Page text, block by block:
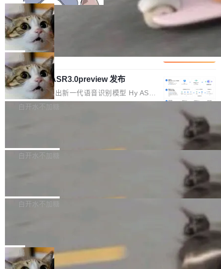
x / Harmony PC curl -fsSL https://solon.noea
r.org/solon...
不断累积，代码仓中的模块关系、接口契约、业
务逻辑等关键信息往往分散于数十乃至数百个文
件之中，形成高度复杂的知识关联网络。传统的
代码检索手段（如关键词匹配、目录遍历）仅能
在语法层面完成文本定位，难以触及代码的语义
内涵与结构关联，导致开发者使用代码智能体在
理解大规模代码仓时面临显著"代码仓理解"瓶
颈。 代码仓深度理解服务（以下简称" CodeBas
e深度理解服务"）是华为云码道（CodeA...
名90后算法工程师王某，为了给自己接的私活腾
服务器空间，删光了公司AI游戏部门的全部核心
数据。 王某2024年1月入职东城区某科技公司AI
短剧部门，有互联网大厂背景。在公司内部架构
调整期间，部门三次通知全员将数据从A集群迁
移到B集群，王某都回复了"收到"。 他没有迁移
数据。2024年9月3日下午4点，他使用此前登录
的账号密码进入A集群，输入了一条被程序员圈
称为"删库跑路"的命令——最高管理员权限、无
自研的多个文生3D和...
局
Cloudflare 分享推理优化实践：KV ca
che 量化 + 权重压缩，吞吐量提升 4
1%，成本降 30%
Kimi 和 GLM 是当前最强的大模型系列之一，但
它们有一个共同的问题：太吃显存了。月之暗面
的 Kimi K 系列和智谱的 GLM 都是长上下文、M
oE 架构的大模型，好用到让人上瘾，但 GPU 显
存永远不够用。 Cloudflare 的 Workers AI 团队
一直在跑这些模型的推理。他们在官方博客上发
整性保护。效果是：吞吐量提升 41%，每 token
局
腾讯混元 Hy ASR3.0preview 发布
腾讯混元正式推出新一代语音识别模型 Hy ASR
3.0preview。基于最新一代大语言模型 Hy3 的
让语音识别不再只是听清，而是真正听懂。通过
w 不要求标准普通话，方言识别覆盖粤语、吴语
白开水不加糖
新和少量网页兼容性修复版本。 Changes/fixe
容提供的字体时出现的几个问题 为避免音频加
质的最低采样率）的音频格式将被拒绝 修复了 C
SS 圆角虚线样式中可能存在的问题 如果表单中
白开水不加糖
发布的 Release Notes，他利用 AI 工具（如 Co
最强的若干项。对于尚未正式发版的 PG 19，则
通过拉取过去一年内（从 PG 18 Beta1 时间点
白开水不加糖
维护工作一直与我的日常工作、家务、社交生活
和休闲娱乐竞争时间。" 这是 libexpat 维护者 S
局